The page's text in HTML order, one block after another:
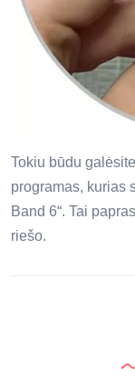
Tokiu būdu
programas, kurias
Band 6“. Tai
riešo.